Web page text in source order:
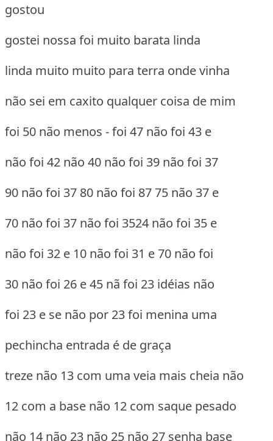
gostou
gostei nossa foi muito barata linda
linda muito muito para terra onde vinha
não sei em caxito qualquer coisa de mim
foi 50 não menos - foi 47 não foi 43 e
não foi 42 não 40 não foi 39 não foi 37
90 não foi 37 80 não foi 87 75 não 37 e
70 não foi 37 não foi 3524 não foi 35 e
não foi 32 e 10 não foi 31 e 70 não foi
30 não foi 26 e 45 nã foi 23 idéias não
foi 23 e se não por 23 foi menina uma
pechincha entrada é de graça
treze não 13 com uma veia mais cheia não
12 com a base não 12 com saque pesado
não 14 não 23 não 25 não 27 senha base